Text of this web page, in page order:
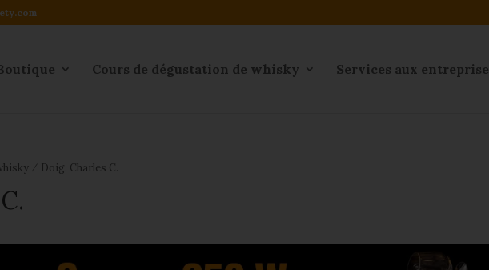
Cours de dégustation de whisky Services aux entreprise
Doig, Charles C.